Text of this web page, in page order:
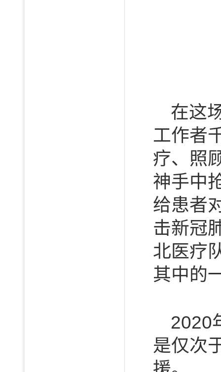
在这
工作者
疗、照
神手中
给患者
击新冠
北医疗
其中的
2020
是仅次